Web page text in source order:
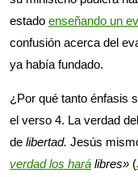
estado enseñando un
confusión acerca del
ya había fundado.
¿Por qué tanto énfasis
el verso 4. La verdad
de libertad. Jesús
verdad los hará libres» (